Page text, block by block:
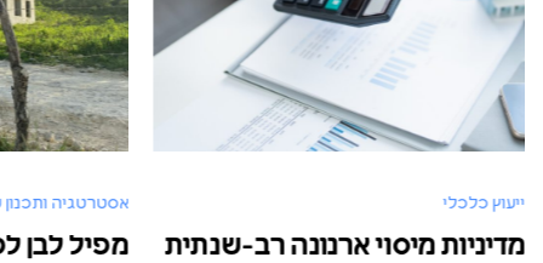
ייעוץ כלכלי
מדיניות מיסוי ארנונה רב-שנתית
אסטרטגיה ותכנון
מפיל לבן